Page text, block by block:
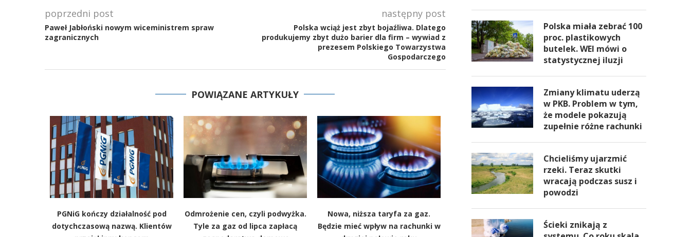
poprzedni post
Paweł Jabłoński nowym wiceministrem spraw
zagranicznych
następny post
Polska wciąż jest zbyt bojaźliwa. Dlatego
produkujemy zbyt dużo barier dla firm – wywiad z
prezesem Polskiego Towarzystwa
Gospodarczego
POWIĄZANE ARTYKUŁY
PGNiG kończy działalność pod
dotychczasową nazwą. Klientów
Odmrożenie cen, czyli podwyżka.
Tyle za gaz od lipca zapłacą
Nowa, niższa taryfa za gaz.
Będzie mieć wpływ na rachunki w
prezesa Orlenu. Odejdzie dzień
przejęć w Polsce.
Polska miała zebrać 100
proc. plastikowych
butelek. WEI mówi o
statystycznej iluzji
Zmiany klimatu uderzą
w PKB. Problem w tym,
że modele pokazują
zupełnie różne rachunki
Chcieliśmy ujarzmić
rzeki. Teraz skutki
wracają podczas susz i
powodzi
Ścieki znikają z